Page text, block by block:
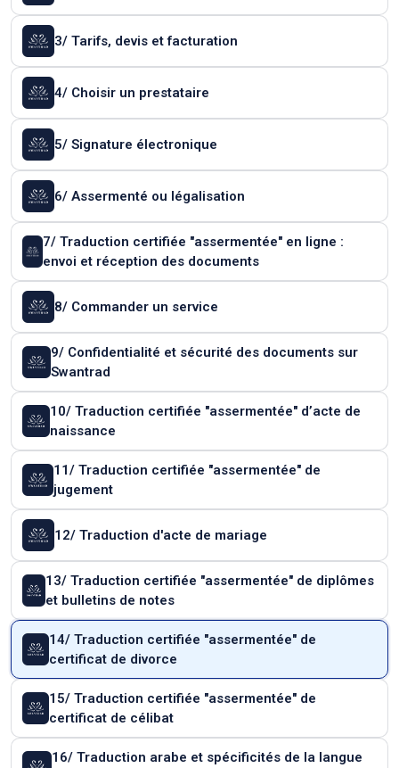
3/ Tarifs, devis et facturation
4/ Choisir un prestataire
5/ Signature électronique
6/ Assermenté ou légalisation
7/ Traduction certifiée "assermentée" en ligne :
envoi et réception des documents
8/ Commander un service
9/ Confidentialité et sécurité des documents sur
Swantrad
10/ Traduction certifiée "assermentée" d’acte de
naissance
11/ Traduction certifiée "assermentée" de
jugement
12/ Traduction d'acte de mariage
13/ Traduction certifiée "assermentée" de diplômes
et bulletins de notes
14/ Traduction certifiée "assermentée" de
certificat de divorce
15/ Traduction certifiée "assermentée" de
certificat de célibat
16/ Traduction arabe et spécificités de la langue